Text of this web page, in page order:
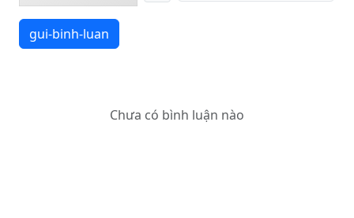
gui-binh-luan
Chưa có bình luận nào